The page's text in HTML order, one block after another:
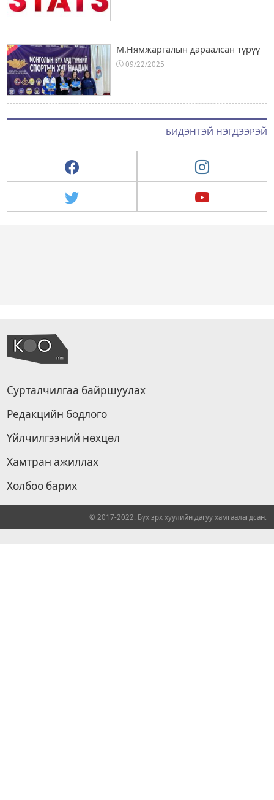
М.Нямжаргалын дараалсан түрүү
09/22/2025
БИДЭНТЭЙ НЭГДЭЭРЭЙ
Сурталчилгаа байршуулах
Редакцийн бодлого
Үйлчилгээний нөхцөл
Хамтран ажиллах
Холбоо барих
© 2017-2022. Бүх эрх хуулийн дагуу хамгаалагдсан.